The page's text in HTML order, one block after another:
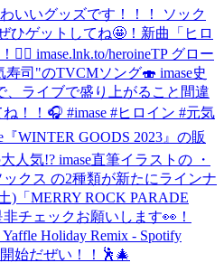
いいグッズです！！！ ソック
ひゲットしてね🤩！ 新曲「ヒロ
imase.lnk.to/heroineTP グロー
司"のTVCMソング🍣 imase史
、ライブで盛り上がること間違
！！🎧 #imase #ヒロイン #元気
WINTER GOODS 2023』の販
人気!? imase直筆イラストの ・
クス の2種類が新たにラインナ
)「MERRY ROCK PARADE
チェックお願いします👀！
Holiday Remix - Spotify
始だぜい！！🕺🎄